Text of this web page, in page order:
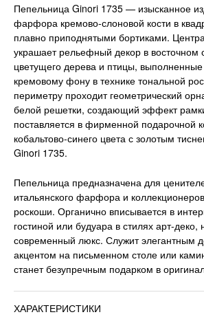
Пепельница Ginori 1735 — изысканное
фарфора кремово-слоновой кости в
плавно приподнятыми бортиками.
украшает рельефный декор в восточном
цветущего дерева и птицы,
кремовому фону в технике тональной
периметру проходит геометрический
белой решетки, создающий эффект
поставляется в фирменной подарочной
кобальтово-синего цвета с золотым
Ginori 1735.
Пепельница предназначена для
итальянского фарфора и
роскоши. Органично вписывается в
гостиной или будуара в стилях арт-деко,
современный люкс. Служит элегантным
акцентом на письменном столе или
станет безупречным подарком в
ХАРАКТЕРИСТИКИ